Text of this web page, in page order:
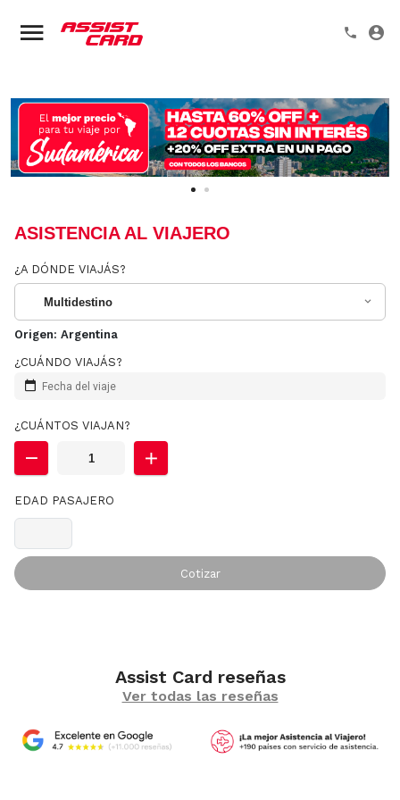
ASISTENCIA AL VIAJERO
¿A DÓNDE VIAJÁS?
Multidestino
Origen: Argentina
¿CUÁNDO VIAJÁS?
Fecha del viaje
¿CUÁNTOS VIAJAN?
EDAD PASAJERO
Cotizar
Assist Card reseñas
Ver todas las reseñas